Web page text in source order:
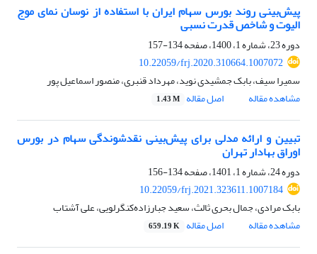
پیش‌بینی روند بورس سهام ایران با استفاده از نوسان نمای موج
الیوت و شاخص قدرت نسبی
دوره 23، شماره 1، 1400، صفحه
134-157
10.22059/frj.2020.310664.1007072
سمیرا سیف، بابک جمشیدی نوید، مهرداد قنبری، منصور اسماعیل پور
مشاهده مقاله
اصل مقاله 1.43 M
تبیین و ارائه مدلی برای پیش‌بینی نقدشوندگی سهام در بورس
اوراق بهادار تهران
دوره 24، شماره 1، 1401، صفحه
134-156
10.22059/frj.2021.323611.1007184
بابک مرادی، جمال بحری ثالث، سعید جبارزاده‌کنگرلویی، علی آشتاب
مشاهده مقاله
اصل مقاله 659.19 K